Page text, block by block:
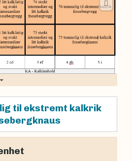
til ekstremt kalkrik